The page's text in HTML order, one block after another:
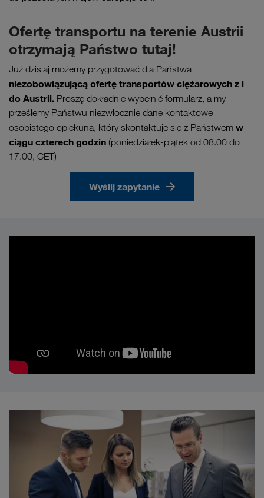
Ofertę transportu na terenie Austrii
otrzymają Państwo tutaj!
Już dzisiaj możemy przygotować dla Państwa
niezobowiązującą ofertę transportów ciężarowych z i
do Austrii. Proszę dokładnie wypełnić formularz, a my
prześlemy Państwu niezwłocznie dane kontaktowe
osobistego opiekuna, który skontaktuje się z Państwem w
ciągu czterech godzin (poniedziałek-piątek od 08.00 do
17.00, CET)
Wyślij zapytanie